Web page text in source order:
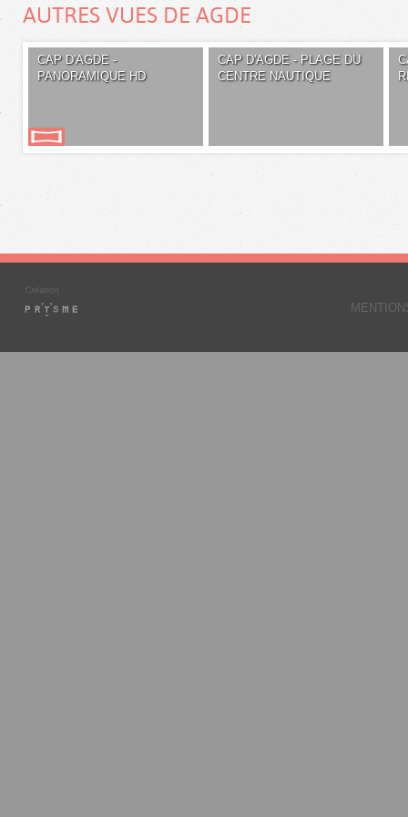
AUTRES VUES DE AGDE
CAP D'AGDE -
PANORAMIQUE HD
CAP D'AGDE - PLAGE DU
CENTRE NAUTIQUE